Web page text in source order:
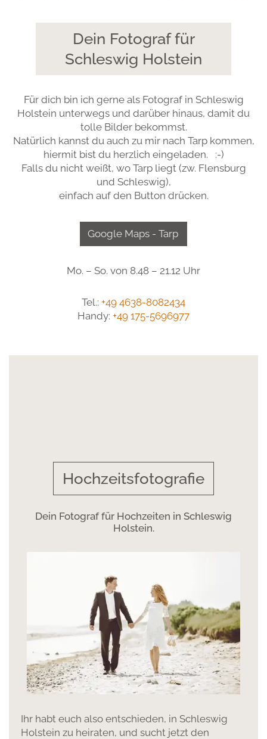
Dein Fotograf für
Schleswig Holstein
Für dich bin ich gerne als Fotograf in Schleswig
Holstein unterwegs und darüber hinaus, damit du
tolle Bilder bekommst.
Natürlich kannst du auch zu mir nach Tarp kommen,
hiermit bist du herzlich eingeladen. :-)
Falls du nicht weißt, wo Tarp liegt (zw. Flensburg
und Schleswig),
einfach auf den Button drücken.
Google Maps - Tarp
Mo. – So. von 8.48 – 21.12 Uhr
Tel.: +49 4638-8082434
Handy: +49 175-5696977
Hochzeitsfotografie
Dein Fotograf für Hochzeiten in Schleswig
Holstein.
Ihr habt euch also entschieden, in Schleswig
Holstein zu heiraten, und sucht jetzt den